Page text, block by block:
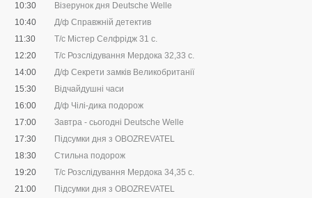
10:30
Візерунок дня Deutsche Welle
10:40
Д/ф Справжній детектив
11:30
Т/с Містер Селфрідж 31 с.
12:20
Т/с Розслідування Мердока 32,33 c.
14:00
Д/ф Секрети замків Великобританії
15:30
Відчайдушні часи
16:00
Д/ф Чілі-дика подорож
17:00
Завтра - сьогодні Deutsche Welle
17:30
Підсумки дня з OBOZREVATEL
18:30
Стильна подорож
19:20
Т/с Розслідування Мердока 34,35 c.
21:00
Підсумки дня з OBOZREVATEL